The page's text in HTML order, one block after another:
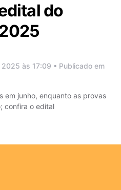
do
às 17:09 • Publicado em
em junho, enquanto as provas
confira o edital